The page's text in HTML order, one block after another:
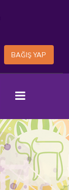
BAĞIŞ YAP